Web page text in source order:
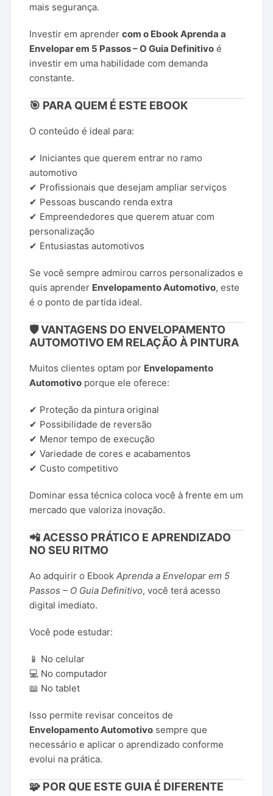
mais segurança.
Investir em aprendercom o Ebook Aprenda a
Envelopar em 5 Passos – O Guia Definitivo é
investir em uma habilidade com demanda
constante.
🎯 PARA QUEM É ESTE EBOOK
O conteúdo é ideal para:
✔ Iniciantes que querem entrar no ramo
automotivo
✔ Profissionais que desejam ampliar serviços
✔ Pessoas buscando renda extra
✔ Empreendedores que querem atuar com
personalização
✔ Entusiastas automotivos
Se você sempre admirou carros personalizados e
quis aprender Envelopamento Automotivo, este
é o ponto de partida ideal.
🛡️ VANTAGENS DO ENVELOPAMENTO
AUTOMOTIVO EM RELAÇÃO À PINTURA
Muitos clientes optam por Envelopamento
Automotivo porque ele oferece:
✔ Proteção da pintura original
✔ Possibilidade de reversão
✔ Menor tempo de execução
✔ Variedade de cores e acabamentos
✔ Custo competitivo
Dominar essa técnica coloca você à frente em um
mercado que valoriza inovação.
📲 ACESSO PRÁTICO E APRENDIZADO
NO SEU RITMO
Ao adquirir o EbookAprenda a Envelopar em 5
Passos – O Guia Definitivo, você terá acesso
digital imediato.
Você pode estudar:
📱 No celular
💻 No computador
📖 No tablet
Isso permite revisar conceitos de
Envelopamento Automotivo sempre que
necessário e aplicar o aprendizado conforme
evolui na prática.
🧩 POR QUE ESTE GUIA É DIFERENTE